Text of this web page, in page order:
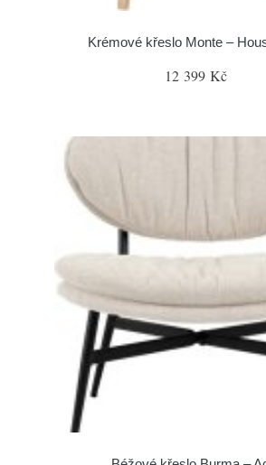
Krémové křeslo Monte –
12 399 Kč